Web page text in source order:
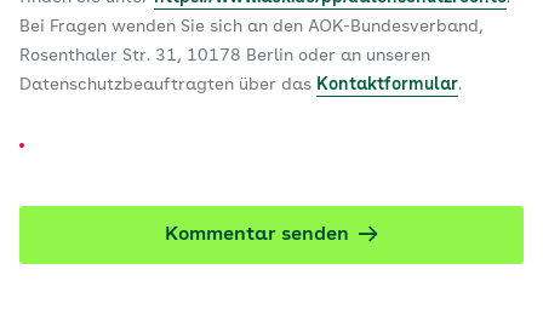
Bei Fragen wenden Sie sich an den AOK-Bundesverband,
Rosenthaler Str. 31, 10178 Berlin oder an unseren
Datenschutzbeauftragten über das Kontaktformular.
Kommentar senden